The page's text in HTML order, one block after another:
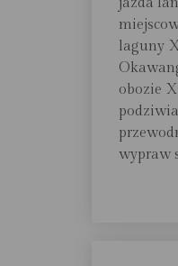
laguny
obozie
wypraw